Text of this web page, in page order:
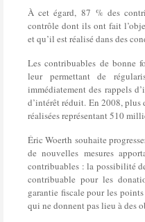
À cet égard, 87 % des
contrôle dont ils ont fait
et qu’il est réalisé dans des
Les contribuables de bonne
leur permettant de
immédiatement des rappels
d’intérêt réduit. En 2008,
réalisées représentant 510
Éric Woerth souhaite
de nouvelles mesures
contribuables : la possibilité
contribuable pour les
garantie fiscale pour les
qui ne donnent pas lieu à des